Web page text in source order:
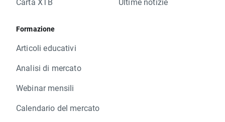
Formazione
Articoli educativi
Analisi di mercato
Webinar mensili
Calendario del mercato